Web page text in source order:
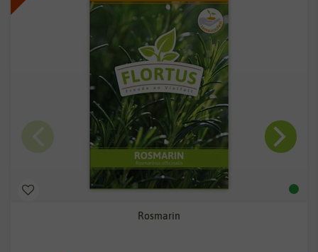
Rosmarin